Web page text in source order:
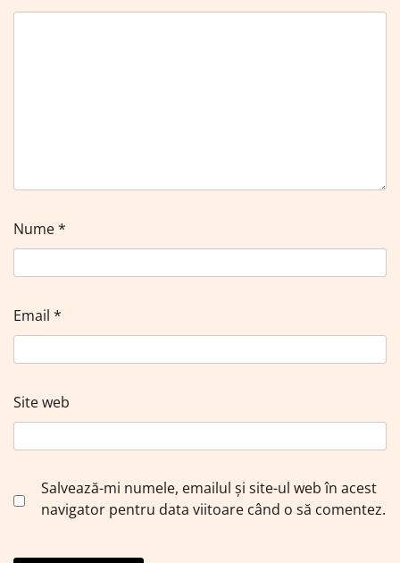
Nume*
Email *
Site web
Salvează-mi numele, emailul și site-ul web în acest
navigator pentru data viitoare când o să comentez.